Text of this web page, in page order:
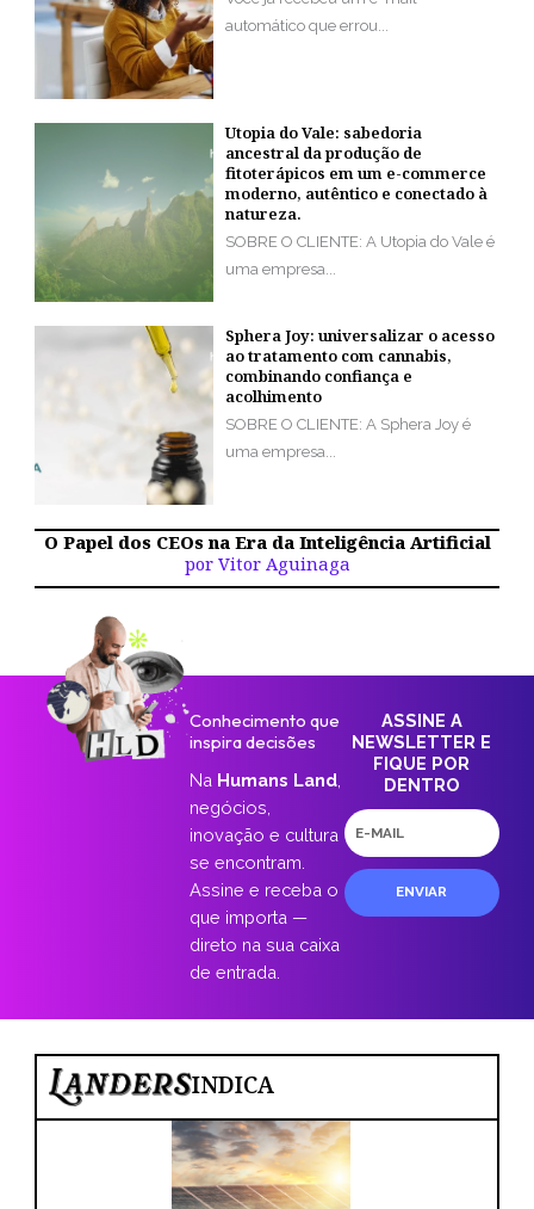
automático que errou...
Utopia do Vale: sabedoria
ancestral da produção de
fitoterápicos em um e-commerce
moderno, autêntico e conectado à
natureza.
SOBRE O CLIENTE: A Utopia do Vale é
uma empresa...
Sphera Joy: universalizar o acesso
ao tratamento com cannabis,
combinando confiança e
acolhimento
SOBRE O CLIENTE: A Sphera Joy é
uma empresa...
O Papel dos CEOs na Era da Inteligência Artificial
por Vitor Aguinaga
Conhecimento que
inspira decisões
Na Humans Land
negócios,
inovação e cultura
se encontram.
Assine e receba o
que importa —
direto na sua caixa
de entrada.
ASSINE A
NEWSLETTER E
FIQUE POR
DENTRO
E-
mail
ENVIAR
INDICA